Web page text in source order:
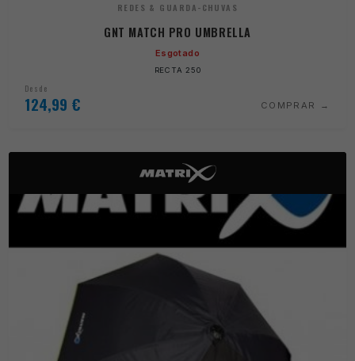
REDES & GUARDA-CHUVAS
GNT MATCH PRO UMBRELLA
Esgotado
RECTA 250
Desde
124,99 € COMPRAR